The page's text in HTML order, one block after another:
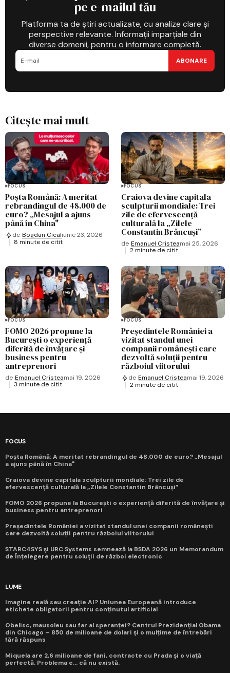
pe e-mailul tău
Platforma ta de știri actualizate, cu analize clare și
perspective relevante. Informații imparțiale din
diverse domenii, pentru o informare completă.
ABONARE
Citește mai mult
FOCUS
Poșta Română: A meritat
rebrandingul de 48.000 de
euro? „Mesajul a ajuns
până în China"
de Bogdan Cicaliunie 23, 2026
8 minute de citit
FOCUS
Craiova devine capitala
sculpturii mondiale: Trei
zile de efervescență
culturală la „Zilele
Constantin Brâncuși”
de Emanuel Cristeamai 25, 2026
2 minute de citit
FOCUS
FOMO 2026 propune la
București o experiență
diferită de învățare și
business pentru
antreprenori
de Emanuel Cristeamai 19, 2026
3 minute de citit
FOCUS
Președintele României a
vizitat standul unei
companii românești care
dezvoltă soluții pentru
războiul viitorului
de Emanuel Cristeamai 19, 2026
2 minute de citit
FOCUS
Poșta Română: A meritat rebrandingul de 48.000 de euro? „Mesajul
a ajuns până în China"
Craiova devine capitala sculpturii mondiale: Trei zile de
efervescență culturală la „Zilele Constantin Brâncuși”
FOMO 2026 propune la București o experiență diferită de învățare și
business pentru antreprenori
Președintele României a vizitat standul unei companii românești
care dezvoltă soluții pentru războiul viitorului
STARC4SYS și URC Systems semnează la BSDA 2026 un Memorandum
de Înțelegere pentru soluții de război electronic
LUME
Imagine reală sau creație AI? Uniunea Europeană introduce
etichete obligatorii pentru conținutul artificial
Obelisc, mausoleu sau far al speranței? Centrul Prezidențial Obama
din Chicago – 850 de milioane de dolari și o mulțime de întrebări
fără răspuns
Miquela are 2,6 milioane de fani, contracte cu Prada și o viață
perfectă. Problema e... că nu există.